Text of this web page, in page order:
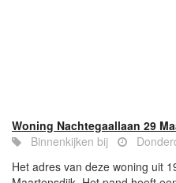
Woning Nachtegaallaan 29
Binnenkijken bij
Het adres van deze woning uit